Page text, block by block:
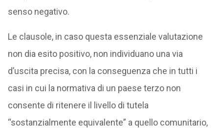
senso negativo.
Le clausole, in caso questa essenziale valutazione
non dia esito positivo, non individuano una via
d’uscita precisa, con la conseguenza che in tutti i
casi in cui la normativa di un paese terzo non
consente di ritenere il livello di tutela
“sostanzialmente equivalente” a quello comunitario,